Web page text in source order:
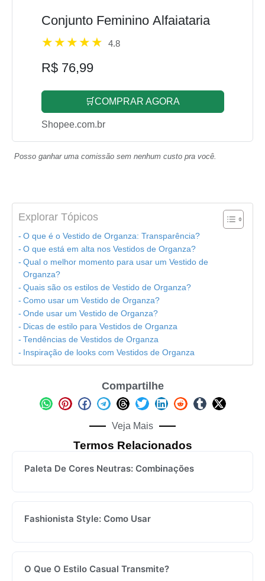
Conjunto Feminino Alfaiataria
4.8
R$ 76,99
🛒COMPRAR AGORA
Shopee.com.br
Posso ganhar uma comissão sem nenhum custo pra você.
Explorar Tópicos
O que é o Vestido de Organza: Transparência?
O que está em alta nos Vestidos de Organza?
Qual o melhor momento para usar um Vestido de
Organza?
Quais são os estilos de Vestido de Organza?
Como usar um Vestido de Organza?
Onde usar um Vestido de Organza?
Dicas de estilo para Vestidos de Organza
Tendências de Vestidos de Organza
Inspiração de looks com Vestidos de Organza
Compartilhe
Veja Mais
Termos Relacionados
Paleta De Cores Neutras: Combinações
Fashionista Style: Como Usar
O Que O Estilo Casual Transmite?